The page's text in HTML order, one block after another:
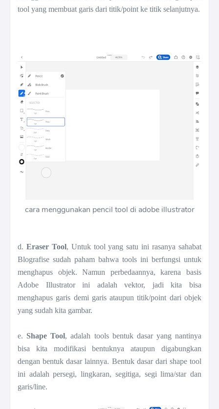
tool yang membuat garis dari titik/point ke titik selanjutnya.
cara menggunakan pencil tool di adobe illustrator
d. Eraser Tool, Untuk tool yang satu ini rasanya sahabat
Blografise sudah paham bahwa tools ini berfungsi untuk
menghapus objek. Namun perbedaannya, karena basis
Adobe Illustrator ini adalah vektor, jadi kita bisa
menghapus garis demi garis ataupun titik/point dari objek
yang sudah kita gambar.
e. Shape Tool, adalah tools bentuk dasar yang nantinya
bisa kita modifikasi bentuknya ataupun digabungkan
dengan bentuk dasar lainnya. Bentuk dasar dari shape tool
ini adalah persegi, lingkaran, segitiga, segi lima/star dan
garis/line.